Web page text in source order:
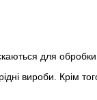
для обробки
вироби. Крім